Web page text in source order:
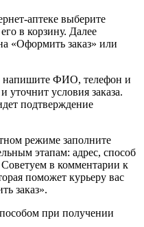
аптеке выберите
в корзину. Далее
«Оформить заказ» или
напишите ФИО, телефон и
уточнит условия заказа.
подтверждение
режиме заполните
этапам: адрес, способ
в комментарии к
поможет курьеру вас
заказ».
при получении